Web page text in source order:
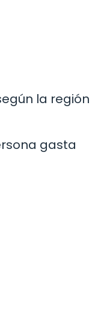
la región
gasta